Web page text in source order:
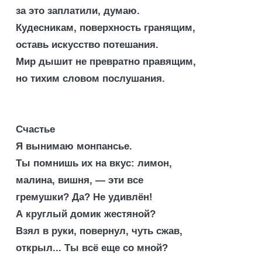
за это заплатили, думаю.
Кудесникам, поверхность гранящим,
оставь искусство потешания.
Мир дышит не превратно правящим,
но тихим словом послушания.
Счастье
Я вынимаю монпансье.
Ты помнишь их на вкус: лимон,
малина, вишня, — эти все
гремушки? Да? Не удивлён!
А круглый домик жестяной?
Взял в руки, повернул, чуть сжав,
открыл... Ты всё еще со мной?